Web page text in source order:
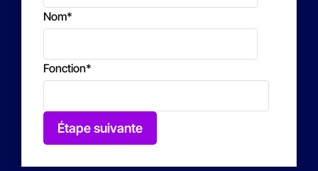
Nom*
Fonction*
Étape suivante